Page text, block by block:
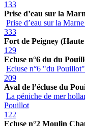
133
Prise d’eau sur la
Prise d’eau sur la
333
Fort de Peigney
129
Ecluse n°6 du du
Ecluse n°6 "du Pouillot"
209
Aval de l’écluse du
La péniche de mer
Pouillot
122
Ecluse n°2 Moulin